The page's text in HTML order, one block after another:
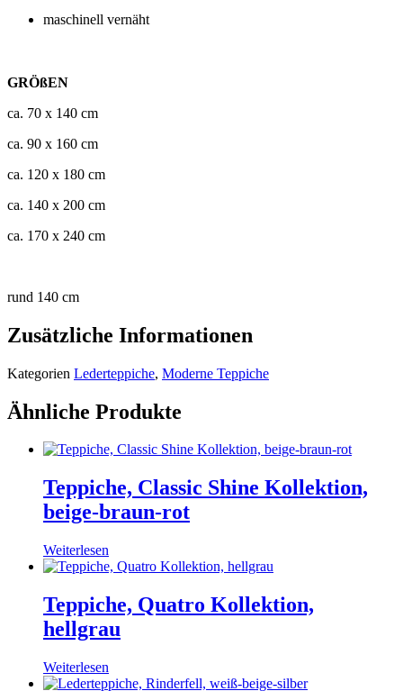
maschinell vernäht
GRÖßEN
ca. 70 x 140 cm
ca. 90 x 160 cm
ca. 120 x 180 cm
ca. 140 x 200 cm
ca. 170 x 240 cm
rund 140 cm
Zusätzliche Informationen
Kategorien Lederteppiche, Moderne Teppiche
Ähnliche Produkte
Teppiche, Classic Shine Kollektion,
beige-braun-rot
Weiterlesen
Teppiche, Quatro Kollektion,
hellgrau
Weiterlesen